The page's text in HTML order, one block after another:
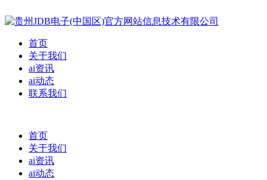
首页
关于我们
ai资讯
ai动态
联系我们
首页
关于我们
ai资讯
ai动态